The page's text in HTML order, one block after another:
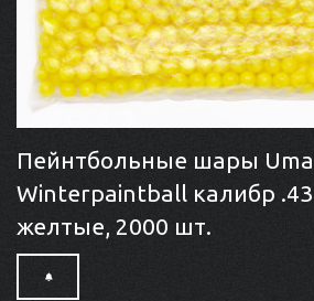
Пейнтбольные шары
Winterpaintball калибр
желтые, 2000 шт.